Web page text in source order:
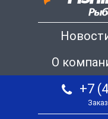
О
+7